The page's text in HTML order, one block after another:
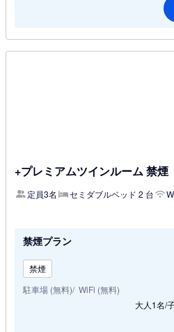
+プレミアムツインルーム 禁煙
定員3名 セミダブルベッド 2 台
禁煙プラン
禁煙
駐車場 (無料) WiFi (無料)
大人1名/